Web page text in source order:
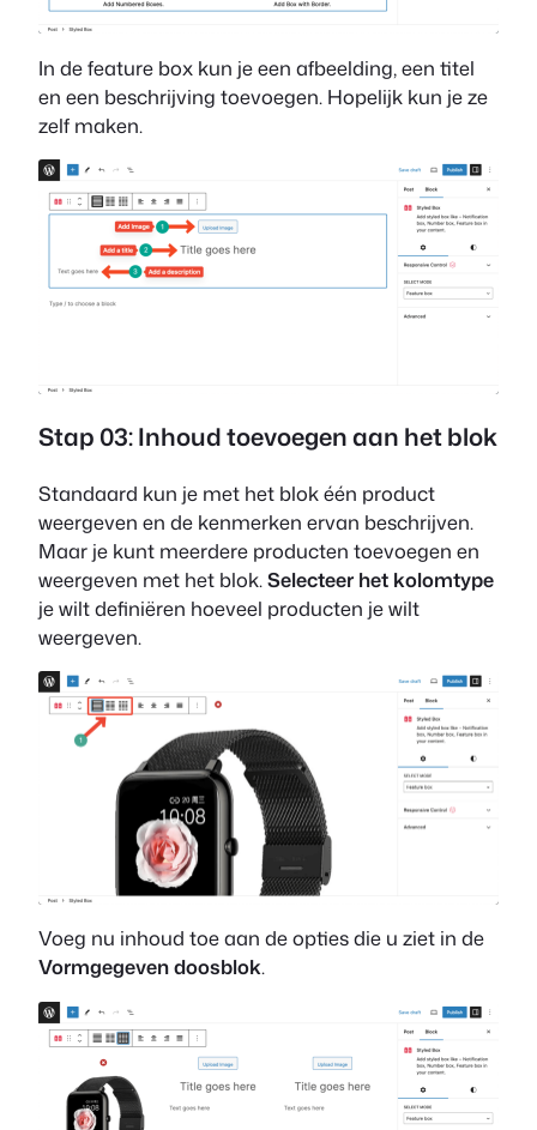
In de feature box kun je een afbeelding, een titel
en een beschrijving toevoegen. Hopelijk kun je ze
zelf maken.
Stap 03: Inhoud toevoegen aan het blok
Standaard kun je met het blok één product
weergeven en de kenmerken ervan beschrijven.
Maar je kunt meerdere producten toevoegen en
weergeven met het blok. Selecteer het kolomtype
je wilt definiëren hoeveel producten je wilt
weergeven.
Voeg nu inhoud toe aan de opties die u ziet in de
Vormgegeven doosblok.